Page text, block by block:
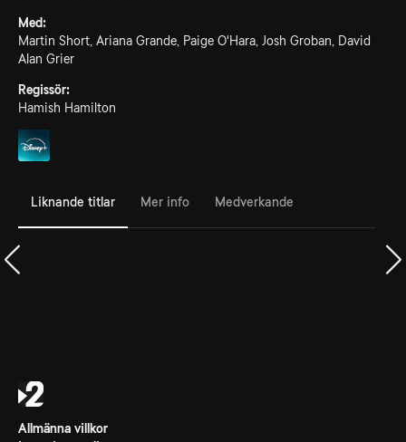
Med:
Martin Short, Ariana Grande, Paige O'Hara, Josh Groban, David
Alan Grier
Regissör:
Hamish Hamilton
Liknande titlar Mer info Medverkande
Allmänna villkor